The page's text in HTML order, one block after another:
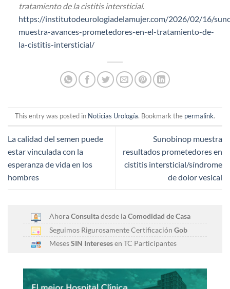
tratamiento de la cistitis intersticial.
https://institutodeurologiadelamujer.com/2026/02/16/
muestra-avances-prometedores-en-el-tratamiento-de-
la-cistitis-intersticial/
This entry was posted in Noticias Urología. Bookmark the permalink.
La calidad del semen puede
estar vinculada con la
esperanza de vida en los
hombres
Sunobinop muestra
resultados prometedores en
cistitis intersticial/síndrome
de dolor vesical
AhoraConsultadesde laComodidad de Casa
Seguimos Rigurosamente Certificación Gob
MesesSIN Interesesen TC Participantes